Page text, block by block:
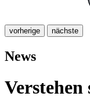
vorherige nächste
News